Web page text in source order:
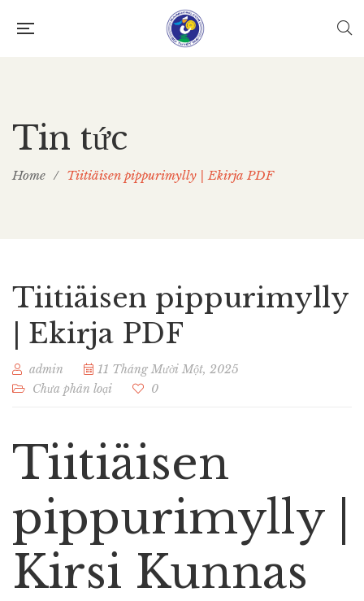
Tin tức
Home / Tiitiäisen pippurimylly | Ekirja PDF
Tiitiäisen pippurimylly
| Ekirja PDF
admin
11 Tháng Mười Một, 2025
Chưa phân loại
0
Tiitiäisen
pippurimylly |
Kirsi Kunnas